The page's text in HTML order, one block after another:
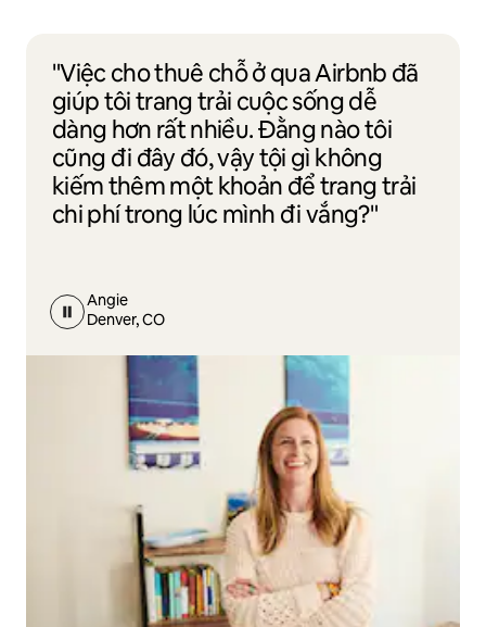
"Việc cho thuê chỗ ở qua Airbnb đã
giúp tôi trang trải cuộc sống dễ
dàng hơn rất nhiều. Đằng nào tôi
cũng đi đây đó, vậy tội gì không
kiếm thêm một khoản để trang trải
chi phí trong lúc mình đi vắng?"
Angie
Denver, CO